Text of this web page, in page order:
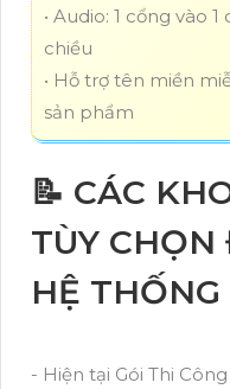
• Audio: 1 cổng vào
chiều
• Hỗ trợ tên miền
sản phẩm
📝 CÁC
TÙY
HỆ
- Hiện tại Gói Thi